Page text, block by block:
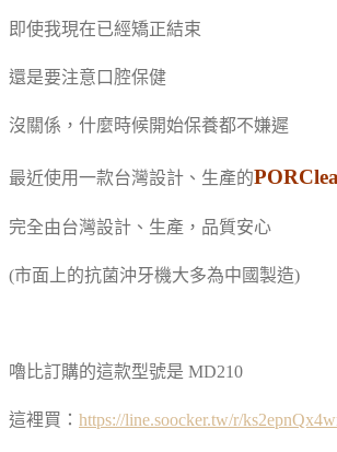
即使我現在已經矯正結束
還是要注意口腔保健
沒關係，什麼時候開始保養都不嫌遲
最近使用一款台灣設計、生產的
完全由台灣設計、生產，品質安心
(市面上的抗菌沖牙機大多為中國製造)
嚕比訂購的這款型號是 MD210
這裡買： https://line.soocker.tw/r/